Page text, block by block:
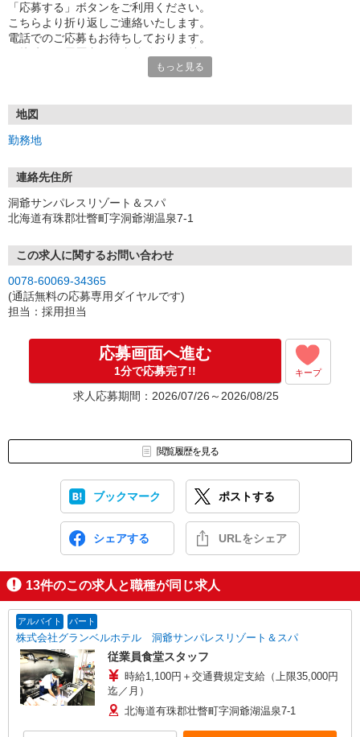
「応募する」ボタンをご利用ください。
こちらより折り返しご連絡いたします。
電話でのご応募もお待ちしております。
もっと見る
地図
勤務地
連絡先住所
洞爺サンパレスリゾート＆スパ
北海道有珠郡壮瞥町字洞爺湖温泉7-1
この求人に関するお問い合わせ
0078-60069-34365
(通話無料の応募専用ダイヤルです)
担当：採用担当
応募画面へ進む
1分で応募完了!! キープ
求人応募期間：2026/07/26～2026/08/25
閲覧履歴を見る
ブックマーク ポストする
シェアする URLをシェア
13件のこの求人と職種が同じ求人
アルバイト パート
株式会社グランベルホテル 洞爺サンパレスリゾート＆スパ
従業員食堂スタッフ
時給1,100円＋交通費規定支給（上限35,000円
迄／月）
北海道有珠郡壮瞥町字洞爺湖温泉7-1